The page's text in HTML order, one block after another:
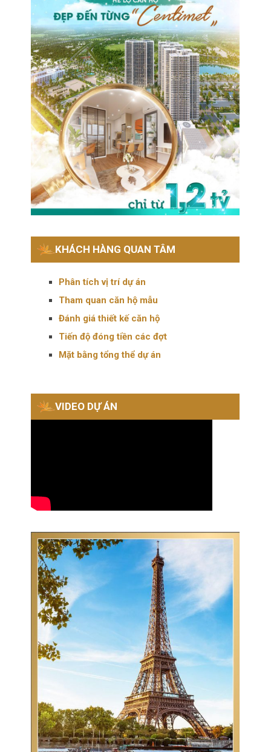
KHÁCH HÀNG QUAN TÂM
Phân tích vị trí dự án
Tham quan căn hộ mẫu
Đánh giá thiết kế căn hộ
Tiến độ đóng tiền các đợt
Mặt bằng tổng thể dự án
VIDEO DỰ ÁN